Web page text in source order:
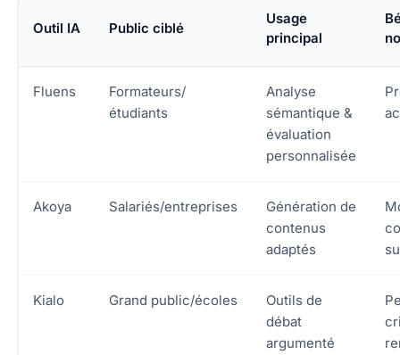
Outil IA Public ciblé
Usage
principal
Fluens
Formateurs/
étudiants
Analyse
sémantique &
évaluation
personnalisée
Akoya Salariés/entreprises
Génération de
contenus
adaptés
Kialo Grand public/écoles
Outils de
débat
argumenté